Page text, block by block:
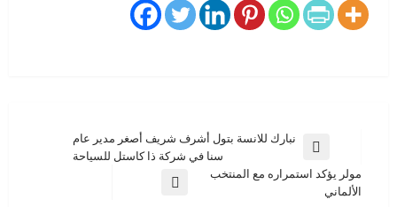
المقالات
المقالة
السابقة
نبارك للانسة بتول أشرف شريف أصغر مدير عام
سنا في شركة ذا كاستل للسياحة
المقالة
مولر يؤكد استمراره مع المنتخب
الألماني